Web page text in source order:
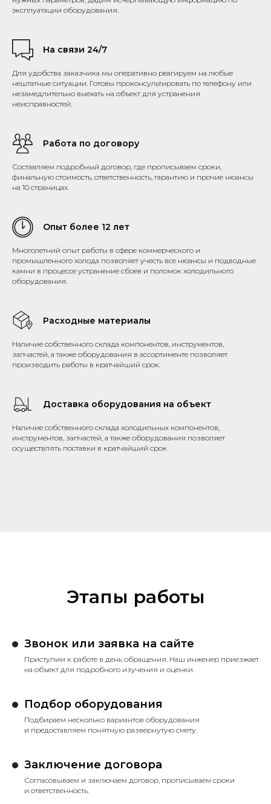
эксплуатации оборудования.
На связи 24/7
Для удобства заказчика мы оперативно реагируем на любые
нештатные ситуации. Готовы проконсультировать по телефону или
незамедлительно выехать на объект для устранения
неисправностей.
Работа по договору
Составляем подробный договор, где прописываем сроки,
финальную стоимость, ответственность, гарантию и прочие нюансы
на 10 страницах.
Опыт более 12 лет
Многолетний опыт работы в сфере коммерческого и
промышленного холода позволяет учесть все нюансы и подводные
камни в процессе устранение сбоев и поломок холодильного
оборудования.
Расходные материалы
Наличие собственного склада компонентов, инструментов,
запчастей, а также оборудования в ассортименте позволяет
производить работы в кратчайший срок.
Доставка оборудования на объект
Наличие собственного склада холодильных компонентов,
инструментов, запчастей, а также оборудования позволяет
осуществлять поставки в кратчайший срок
Этапы работы
Звонок или заявка на сайте
Приступим к работе в день обращения. Наш инженер приезжает
на объект для подробного изучения и оценки.
Подбор оборудования
Подбираем несколько вариантов оборудования
и предоставляем понятную развернутую смету.
Заключение договора
Согласовываем и заключаем договор, прописываем сроки
и ответственность.